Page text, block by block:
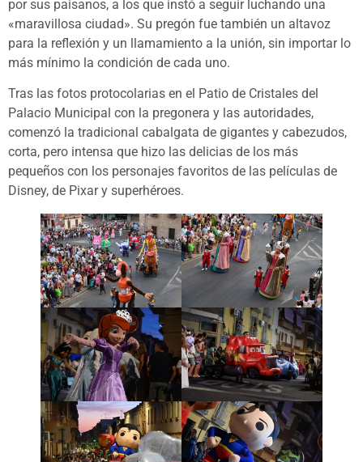
por sus paisanos, a los que instó a seguir luchando una
«maravillosa ciudad». Su pregón fue también un altavoz
para la reflexión y un llamamiento a la unión, sin importar lo
más mínimo la condición de cada uno.
Tras las fotos protocolarias en el Patio de Cristales del
Palacio Municipal con la pregonera y las autoridades,
comenzó la tradicional cabalgata de gigantes y cabezudos,
corta, pero intensa que hizo las delicias de los más
pequeños con los personajes favoritos de las películas de
Disney, de Pixar y superhéroes.